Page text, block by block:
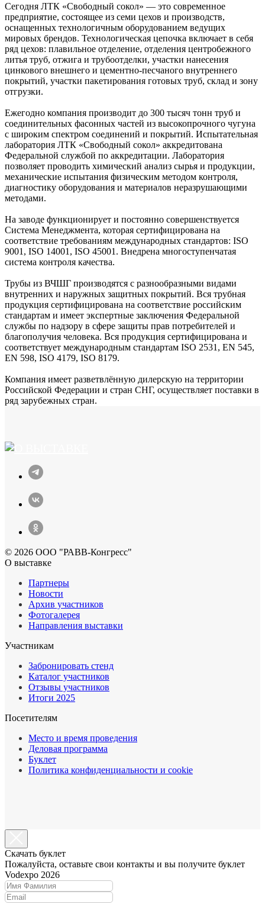
Сегодня ЛТК «Свободный сокол» — это современное
предприятие, состоящее из семи цехов и производств,
оснащенных технологичным оборудованием ведущих
мировых брендов. Технологическая цепочка включает в себя
ряд цехов: плавильное отделение, отделения центробежного
литья труб, отжига и трубоотделки, участки нанесения
цинкового внешнего и цементно-песчаного внутреннего
покрытий, участки пакетирования готовых труб, склад и зону
отгрузки.
Ежегодно компания производит до 300 тысяч тонн труб и
соединительных фасонных частей из высокопрочного чугуна
с широким спектром соединений и покрытий. Испытательная
лаборатория ЛТК «Свободный сокол» аккредитована
Федеральной службой по аккредитации. Лаборатория
позволяет проводить химический анализ сырья и продукции,
механические испытания физическим методом контроля,
диагностику оборудования и материалов неразрушающими
методами.
На заводе функционирует и постоянно совершенствуется
Система Менеджмента, которая сертифицирована на
соответствие требованиям международных стандартов: ISO
9001, ISO 14001, ISO 45001. Внедрена многоступенчатая
система контроля качества.
Трубы из ВЧШГ производятся с разнообразными видами
внутренних и наружных защитных покрытий. Вся трубная
продукция сертифицирована на соответствие российским
стандартам и имеет экспертные заключения Федеральной
службы по надзору в сфере защиты прав потребителей и
благополучия человека. Вся продукция сертифицирована и
соответствует международным стандартам ISO 2531, EN 545,
EN 598, ISO 4179, ISO 8179.
Компания имеет разветвлённую дилерскую на территории
Российской Федерации и стран СНГ, осуществляет поставки в
ряд зарубежных стран.
© 2026 ООО "РАВВ-Конгресс"
О выставке
Партнеры
Новости
Архив участников
Фотогалерея
Направления выставки
Участникам
Забронировать стенд
Каталог участников
Отзывы участников
Итоги 2025
Посетителям
Место и время проведения
Деловая программа
Буклет
Политика конфиденциальности и cookie
Cкачать буклет
Пожалуйста, оставьте свои контакты и вы получите буклет
Vodexpo 2026